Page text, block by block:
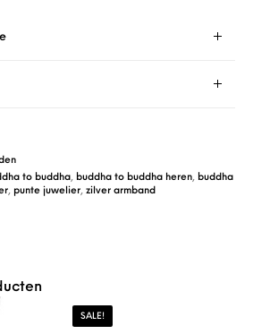
to buddha, buddha to buddha heren, buddha
, punte juwelier,zilver armband
SALE!